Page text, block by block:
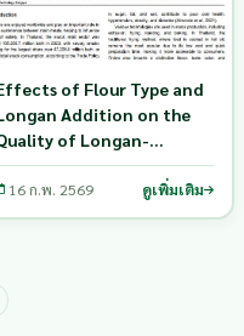
of Flour Type and
Addition on the
of Longan-
Baked Crackers
16 ก.พ. 2569 ดูเพิ่มเติม